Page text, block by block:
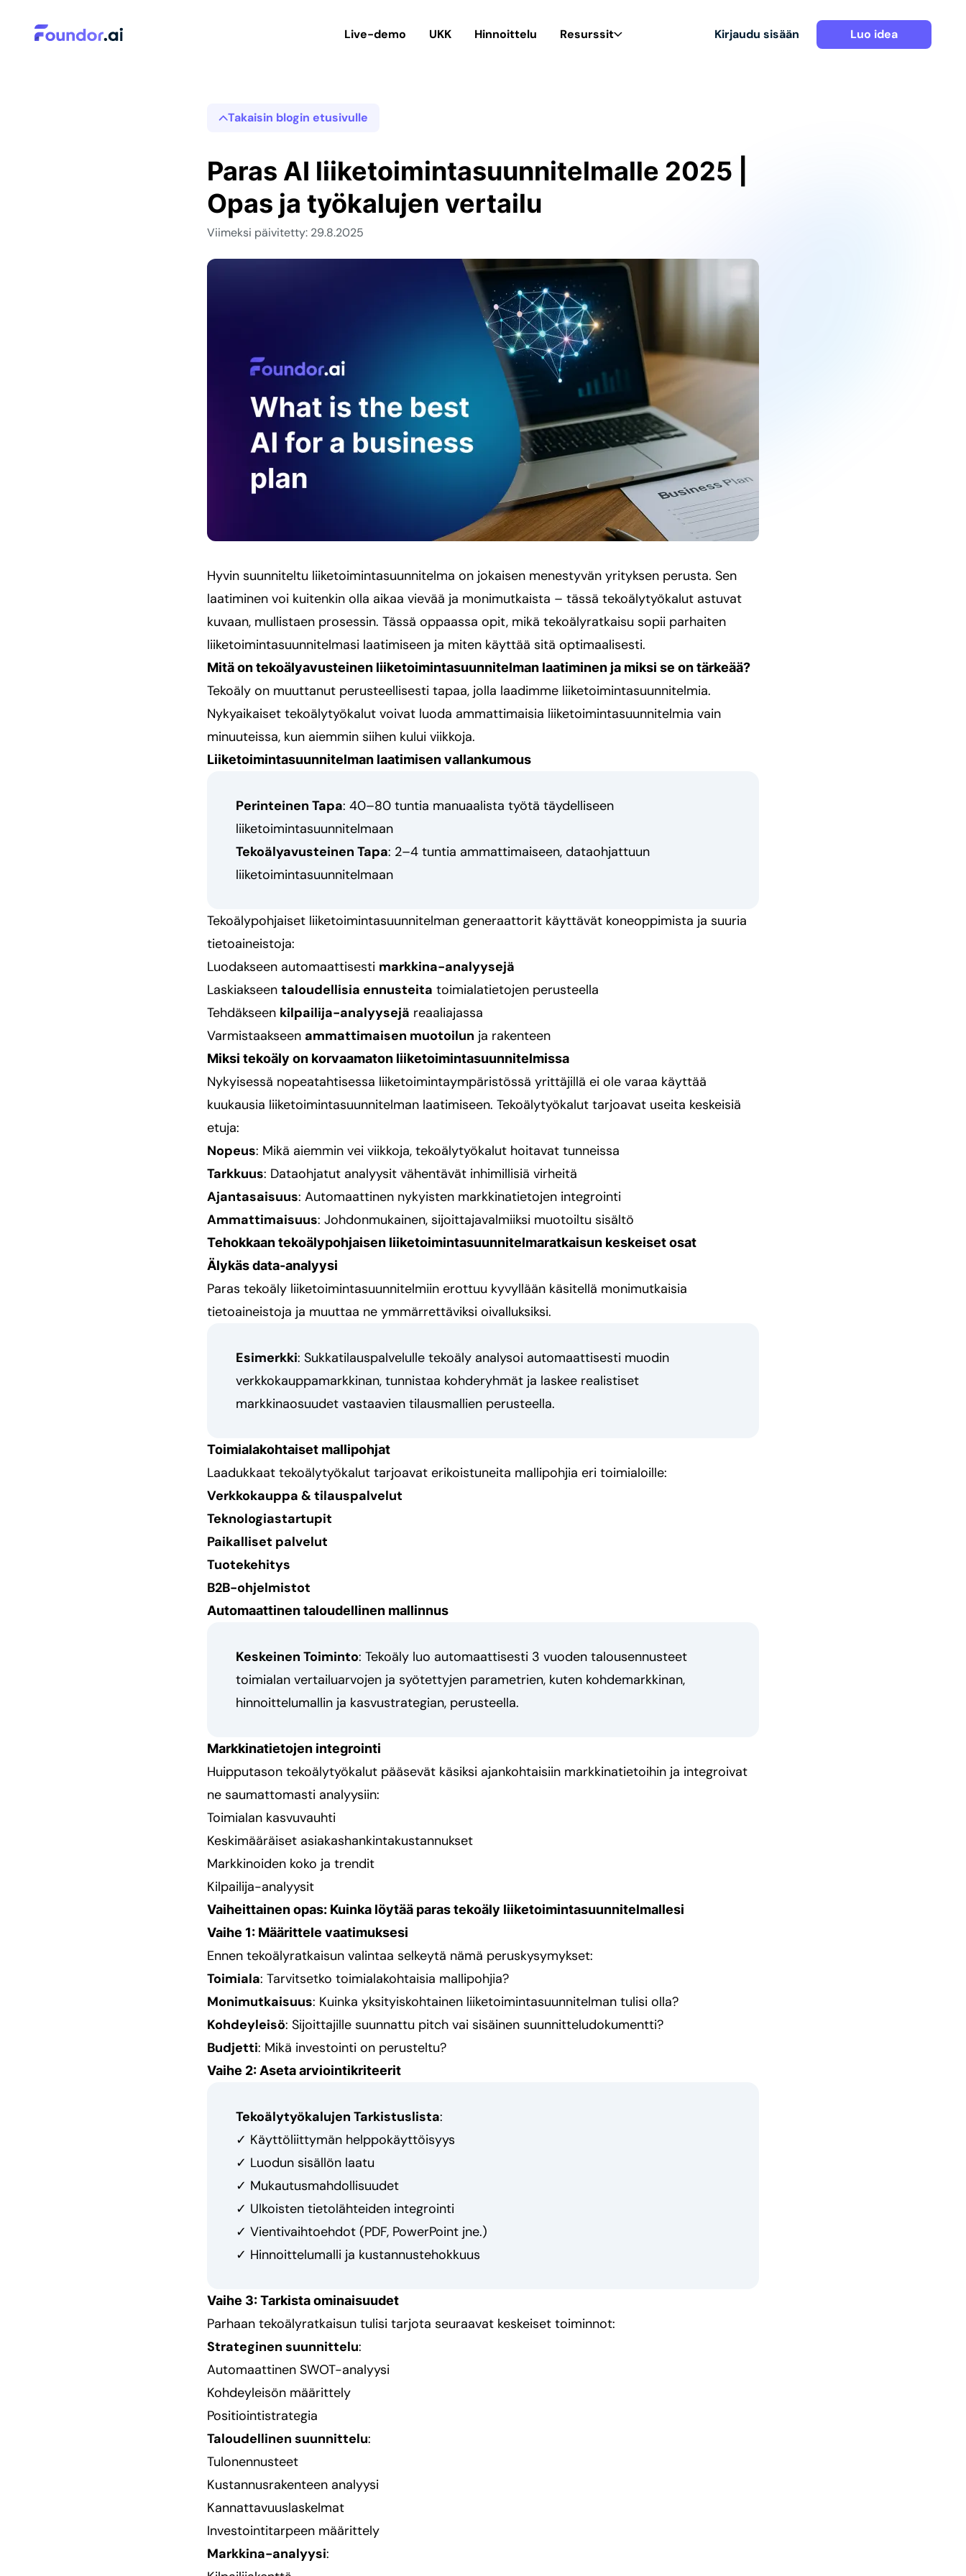
Live-demo UKK Hinnoittelu Resurssit Kirjaudu sisään Luo idea
Takaisin blogin etusivulle
Paras AI liiketoimintasuunnitelmalle 2025 |
Opas ja työkalujen vertailu
Viimeksi päivitetty: 29.8.2025
Hyvin suunniteltu liiketoimintasuunnitelma on jokaisen menestyvän yrityksen perusta. Sen
laatiminen voi kuitenkin olla aikaa vievää ja monimutkaista – tässä tekoälytyökalut astuvat
kuvaan, mullistaen prosessin. Tässä oppaassa opit, mikä tekoälyratkaisu sopii parhaiten
liiketoimintasuunnitelmasi laatimiseen ja miten käyttää sitä optimaalisesti.
Mitä on tekoälyavusteinen liiketoimintasuunnitelman laatiminen ja miksi se on tärkeää?
Tekoäly on muuttanut perusteellisesti tapaa, jolla laadimme liiketoimintasuunnitelmia.
Nykyaikaiset tekoälytyökalut voivat luoda ammattimaisia liiketoimintasuunnitelmia vain
minuuteissa, kun aiemmin siihen kului viikkoja.
Liiketoimintasuunnitelman laatimisen vallankumous
Perinteinen Tapa: 40–80 tuntia manuaalista työtä täydelliseen
liiketoimintasuunnitelmaan
Tekoälyavusteinen Tapa: 2–4 tuntia ammattimaiseen, dataohjattuun
liiketoimintasuunnitelmaan
Tekoälypohjaiset liiketoimintasuunnitelman generaattorit käyttävät koneoppimista ja suuria
tietoaineistoja:
Luodakseen automaattisesti markkina-analyysejä
Laskiakseen taloudellisia ennusteita toimialatietojen perusteella
Tehdäkseen kilpailija-analyysejä reaaliajassa
Varmistaakseen ammattimaisen muotoilun ja rakenteen
Miksi tekoäly on korvaamaton liiketoimintasuunnitelmissa
Nykyisessä nopeatahtisessa liiketoimintaympäristössä yrittäjillä ei ole varaa käyttää
kuukausia liiketoimintasuunnitelman laatimiseen. Tekoälytyökalut tarjoavat useita keskeisiä
etuja:
Nopeus: Mikä aiemmin vei viikkoja, tekoälytyökalut hoitavat tunneissa
Tarkkuus: Dataohjatut analyysit vähentävät inhimillisiä virheitä
Ajantasaisuus: Automaattinen nykyisten markkinatietojen integrointi
Ammattimaisuus: Johdonmukainen, sijoittajavalmiiksi muotoiltu sisältö
Tehokkaan tekoälypohjaisen liiketoimintasuunnitelmaratkaisun keskeiset osat
Älykäs data-analyysi
Paras tekoäly liiketoimintasuunnitelmiin erottuu kyvyllään käsitellä monimutkaisia
tietoaineistoja ja muuttaa ne ymmärrettäviksi oivalluksiksi.
Esimerkki: Sukkatilauspalvelulle tekoäly analysoi automaattisesti muodin
verkkokauppamarkkinan, tunnistaa kohderyhmät ja laskee realistiset
markkinaosuudet vastaavien tilausmallien perusteella.
Toimialakohtaiset mallipohjat
Laadukkaat tekoälytyökalut tarjoavat erikoistuneita mallipohjia eri toimialoille:
Verkkokauppa & tilauspalvelut
Teknologiastartupit
Paikalliset palvelut
Tuotekehitys
B2B-ohjelmistot
Automaattinen taloudellinen mallinnus
Keskeinen Toiminto: Tekoäly luo automaattisesti 3 vuoden talousennusteet
toimialan vertailuarvojen ja syötettyjen parametrien, kuten kohdemarkkinan,
hinnoittelumallin ja kasvustrategian, perusteella.
Markkinatietojen integrointi
Huipputason tekoälytyökalut pääsevät käsiksi ajankohtaisiin markkinatietoihin ja integroivat
ne saumattomasti analyysiin:
Toimialan kasvuvauhti
Keskimääräiset asiakashankintakustannukset
Markkinoiden koko ja trendit
Kilpailija-analyysit
Vaiheittainen opas: Kuinka löytää paras tekoäly liiketoimintasuunnitelmallesi
Vaihe 1: Määrittele vaatimuksesi
Ennen tekoälyratkaisun valintaa selkeytä nämä peruskysymykset:
Toimiala: Tarvitsetko toimialakohtaisia mallipohjia?
Monimutkaisuus: Kuinka yksityiskohtainen liiketoimintasuunnitelman tulisi olla?
Kohdeyleisö: Sijoittajille suunnattu pitch vai sisäinen suunnitteludokumentti?
Budjetti: Mikä investointi on perusteltu?
Vaihe 2: Aseta arviointikriteerit
Tekoälytyökalujen Tarkistuslista:
✓ Käyttöliittymän helppokäyttöisyys
✓ Luodun sisällön laatu
✓ Mukautusmahdollisuudet
✓ Ulkoisten tietolähteiden integrointi
✓ Vientivaihtoehdot (PDF, PowerPoint jne.)
✓ Hinnoittelumalli ja kustannustehokkuus
Vaihe 3: Tarkista ominaisuudet
Parhaan tekoälyratkaisun tulisi tarjota seuraavat keskeiset toiminnot:
Strateginen suunnittelu:
Automaattinen SWOT-analyysi
Kohdeyleisön määrittely
Positiointistrategia
Taloudellinen suunnittelu:
Tulonennusteet
Kustannusrakenteen analyysi
Kannattavuuslaskelmat
Investointitarpeen määrittely
Markkina-analyysi: